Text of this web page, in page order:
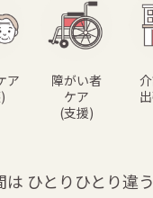
ア
障がい者
ケア
(支援)
は ひとりひとり違